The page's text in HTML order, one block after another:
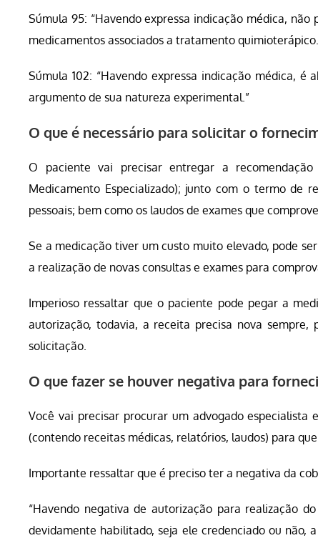
Súmula 95: “Havendo expressa indicação médica,
medicamentos associados a tratamento
Súmula 102: “Havendo expressa indicação médica,
argumento de sua natureza experimental.”
O que é necessário para solicitar o
O paciente vai precisar entregar a
Medicamento Especializado); junto com o termo de
pessoais; bem como os laudos de exames que
Se a medicação tiver um custo muito elevado, pode
a realização de novas consultas e exames para
Imperioso ressaltar que o paciente pode pegar a
autorização, todavia, a receita precisa nova
solicitação.
O que fazer se houver negativa para
Você vai precisar procurar um advogado
(contendo receitas médicas, relatórios, laudos) para
Importante ressaltar que é preciso ter a negativa da
“Havendo negativa de autorização para realização
devidamente habilitado, seja ele credenciado ou